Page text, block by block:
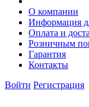
О компании
Информация
Оплата и
Розничным
Гарантия
Контакты
Войти Регистрация